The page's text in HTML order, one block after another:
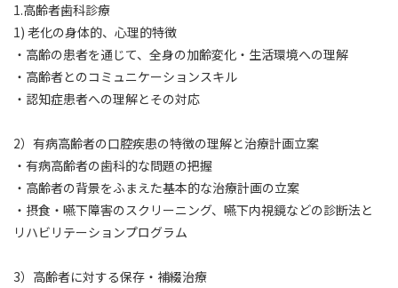
1.高齢者歯科診療
1) 老化の身体的、心理的特徴
・高齢の患者を通じて、全身の加齢変化・生活環境への理解
・高齢者とのコミュニケーションスキル
・認知症患者への理解とその対応
2）有病高齢者の口腔疾患の特徴の理解と治療計画立案
・有病高齢者の歯科的な問題の把握
・高齢者の背景をふまえた基本的な治療計画の立案
・摂食・嚥下障害のスクリーニング、嚥下内視鏡などの診断法と
リハビリテーションプログラム
3）高齢者に対する保存・補綴治療